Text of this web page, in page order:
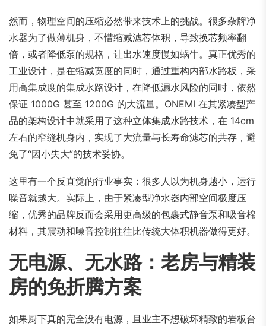
然而，物理空间的压缩必然带来技术上的挑战。很多杂牌净
水器为了做薄机身，不惜缩减滤芯体积，导致换芯频率翻
倍，或者降低泵的规格，让出水速度慢如蜗牛。真正优秀的
工业设计，是在缩减宽度的同时，通过重构内部水路板，采
用高集成度的集成水路设计，在降低漏水风险的同时，依然
保证 1000G 甚至 1200G 的大流量。ONEMI 在其紧凑型产
品的架构设计中就采用了这种立体集成水路技术，在 14cm
左右的窄缝机身内，实现了大流量与长寿命滤芯的共存，避
免了“因小失大”的技术妥协。
这里有一个反直觉的行业事实：很多人以为机身越小，运行
噪音就越大。实际上，由于紧凑型净水器内部空间极度压
缩，优秀的品牌反而会采用更高级的包裹式静音泵和吸音棉
材料，其震动和噪音控制往往比传统大体积机器做得更好。
无电源、无水路：老房与精装
房的免折腾方案
如果厨下真的完全没有电源，且业主不想破坏精致的岩板台